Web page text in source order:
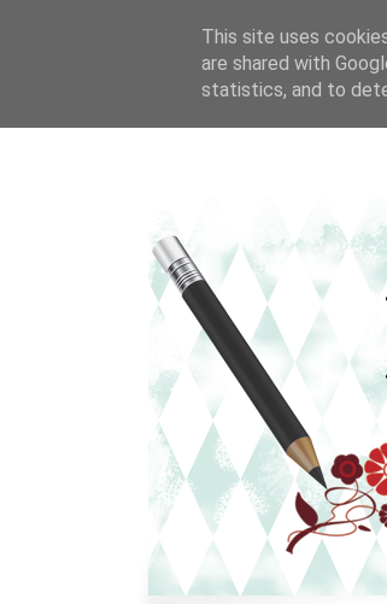
This site uses
are shared with
statistics, and to